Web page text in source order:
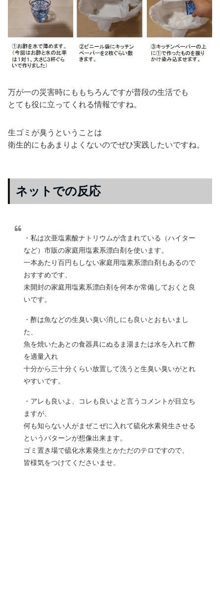
万が一の災害時にももちろんですが普段の生活でも
とても役に立ってくれる情報ですね。
生ゴミが臭うということは
衛生的にもあまりよくないのでぜひ実践したいですね。
ネットでの反応
・私は次亜塩素酸ナトリウムが含まれている（ハイター
など）市販の家庭用塩素系漂白剤を使います。
一本あたり百円もしない家庭用塩素系漂白剤もあるので
おすすめです、
未開封の家庭用塩素系漂白剤を何本か常備しておくと良
いです。
・酢は魚などの生臭い臭い消しにも良いとおもいまし
た、
魚を焼いたあとの食器具にぬるま湯または水を入れて酢
を適量入れ
十分から三十分くらい放置して洗うと生臭い臭いがとれ
やすいです。
・アレも良いよ、コレも良いよと言うコメントが目立ち
ますが、
何も知らない人がまぜこぜに入れて硫化水素発生させる
というパターンが想像出来ます。
ゴミ置き場で硫化水素発生とかただのテロですので、
皆様気をつけてくださいませ。